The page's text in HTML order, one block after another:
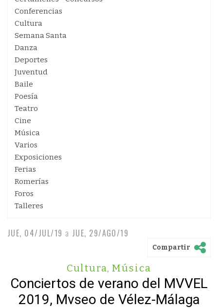
Conferencias
Cultura
Semana Santa
Danza
Deportes
Juventud
Baile
Poesía
Teatro
Cine
Música
Varios
Exposiciones
Ferias
Romerías
Foros
Talleres
JUE, 04/JUL/19 a JUE, 29/AGO/19
Compartir
Cultura, Música
Conciertos de verano del MVVEL
2019, Mvseo de Vélez-Málaga